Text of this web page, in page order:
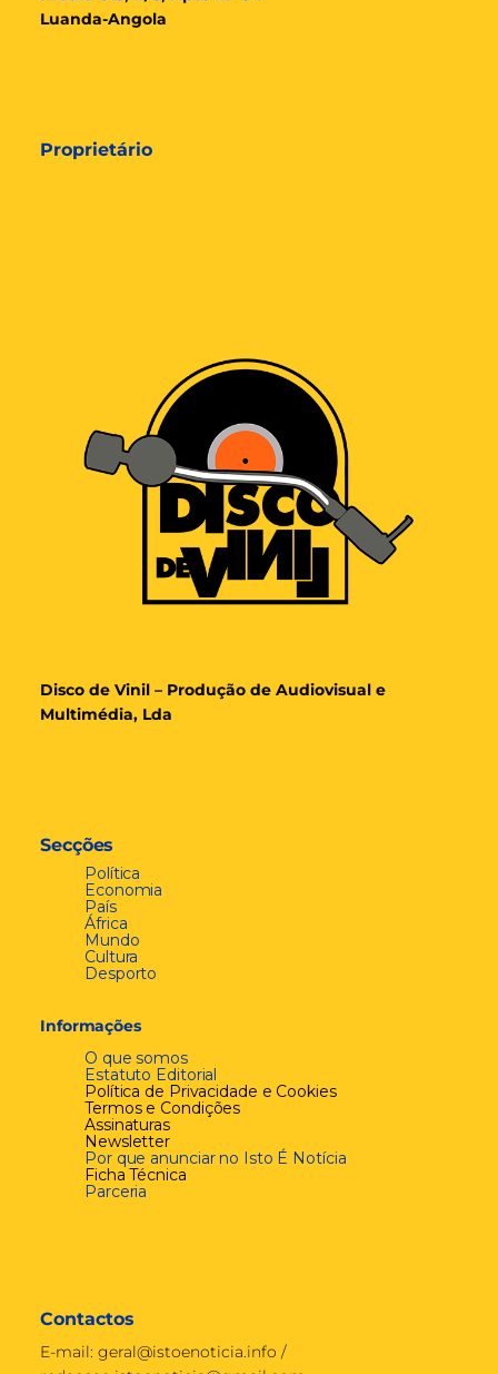
Luanda-Angola
Proprietário
Disco de Vinil – Produção de Audiovisual e
Multimédia, Lda
Secções
Política
Economia
País
África
Mundo
Cultura
Desporto
Informações
O que somos
Estatuto Editorial
Política de Privacidade e Cookies
Termos e Condições
Assinaturas
Newsletter
Por que anunciar no Isto É Notícia
Ficha Técnica
Parceria
Contactos
E-mail: geral@istoenoticia.info /